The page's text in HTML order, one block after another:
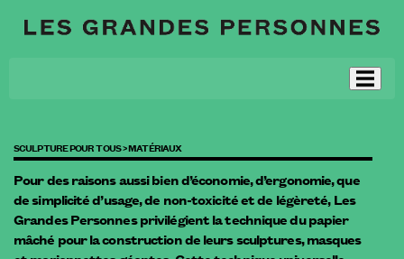
SCULPTURE POUR TOUS >MATÉRIAUX
Pour des raisons aussi bien d’économie, d’ergonomie, que
de simplicité d’usage, de non-toxicité et de légèreté, Les
Grandes Personnes privilégient la technique du papier
mâché pour la construction de leurs sculptures, masques